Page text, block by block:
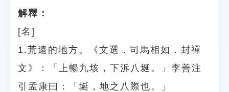
解釋：
[名]
1.荒遠的地方。《文選．司馬相如．封禪
文》：「上暢九垓，下泝八埏。」李善注
引孟康曰：「埏，地之八際也。」